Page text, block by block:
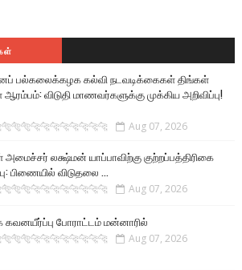
பல்கலைக்கழக கல்வி நடவடிக்கைகள் திங்கள்
விடுதி மாணவர்களுக்கு முக்கிய அறிவிப்பு!
Aug 07, 2026
லக்ஷ்மன் யாப்பாவிற்கு குற்றப்பத்திரிகை
பிணையில் விடுதலை ...
Aug 07, 2026
போராட்டம் மன்னாரில்
Aug 07, 2026